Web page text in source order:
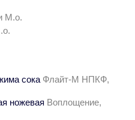
М.о.
сока Флайт-М НПКФ,
ножевая Воплощение,